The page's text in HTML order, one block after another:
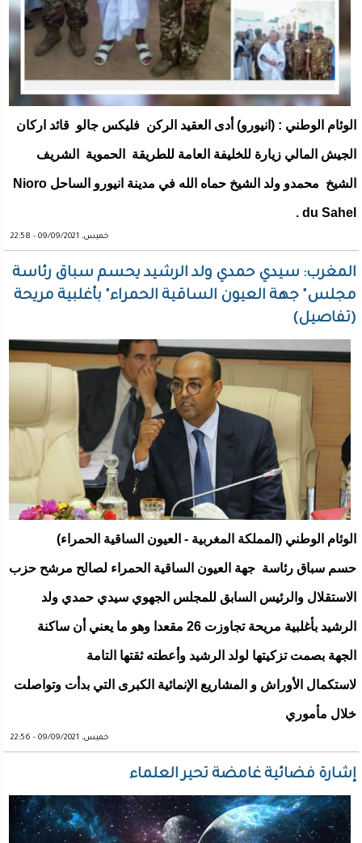
الوئام الوطني : (انيورو) أدى العقيد الركن فليكس جالو قائد اركان
الجيش المالي زيارة للخليفة العامة للطريقة الحموية الشريف
الشيخ محمدو ولد الشيخ حماه الله في مدينة انيورو الساحل Nioro
du Sahel .
خميس, 09/09/2021 - 22:58
المغرب: سيدي حمدي ولد الرشيد يحسم سباق رئاسة
مجلس" جهة العيون الساقية الحمراء" بأغلبية مريحة
(تفاصيل)
الوئام الوطني (المملكة المغربية - العيون الساقية الحمراء)
حسم سباق رئاسة جهة العيون الساقية الحمراء لصالح مرشح حزب
الاستقلال والرئيس السابق للمجلس الجهوي سيدي حمدي ولد
الرشيد بأغلبية مريحة تجاوزت 26 مقعدا وهو ما يعني أن ساكنة
الجهة بصمت تزكيتها لولد الرشيد وأعطته ثقتها التامة
لاستكمال الأوراش و المشاريع الإنمائية الكبرى التي بدأت وتواصلت
خلال مأموري
خميس, 09/09/2021 - 22:56
إشارة فضائية غامضة تحير العلماء